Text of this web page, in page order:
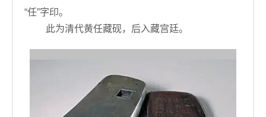
“任”字印。
此为清代黄任藏砚，后入藏宫廷。